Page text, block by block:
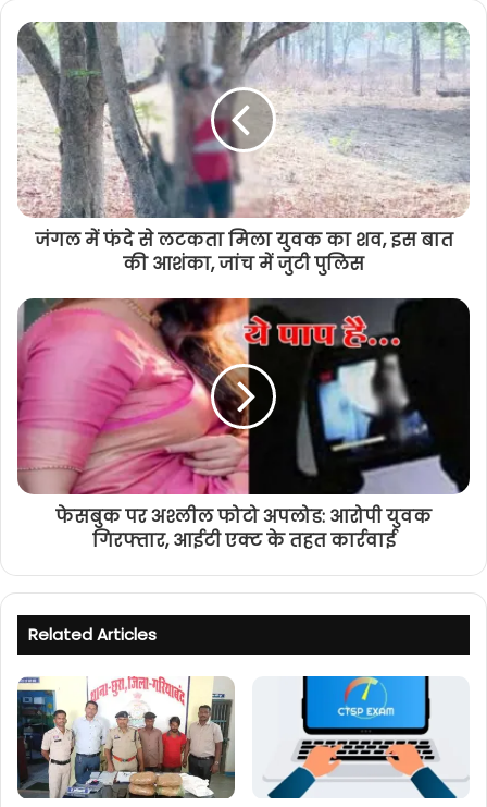
जंगल में फंदे से लटकता मिला युवक का शव, इस बात
की आशंका, जांच में जुटी पुलिस
फेसबुक पर अश्लील फोटो अपलोड: आरोपी युवक
गिरफ्तार, आईटी एक्ट के तहत कार्रवाई
Related Articles